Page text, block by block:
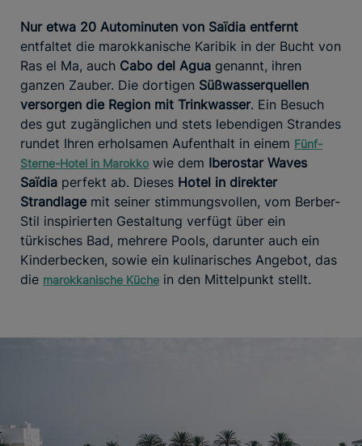
Nur etwa 20 Autominuten von Saïdia entfernt
entfaltet die marokkanische Karibik in der Bucht von
Ras el Ma, auch Cabo del Agua genannt, ihren
ganzen Zauber. Die dortigen Süßwasserquellen
versorgen die Region mit Trinkwasser. Ein Besuch
des gut zugänglichen und stets lebendigen Strandes
rundet Ihren erholsamen Aufenthalt in einem Fünf-
Sterne-Hotel in Marokko wie dem Iberostar Waves
Saïdia perfekt ab. Dieses Hotel in direkter
Strandlage mit seiner stimmungsvollen, vom Berber-
Stil inspirierten Gestaltung verfügt über ein
türkisches Bad, mehrere Pools, darunter auch ein
Kinderbecken, sowie ein kulinarisches Angebot, das
die marokkanische Küche in den Mittelpunkt stellt.